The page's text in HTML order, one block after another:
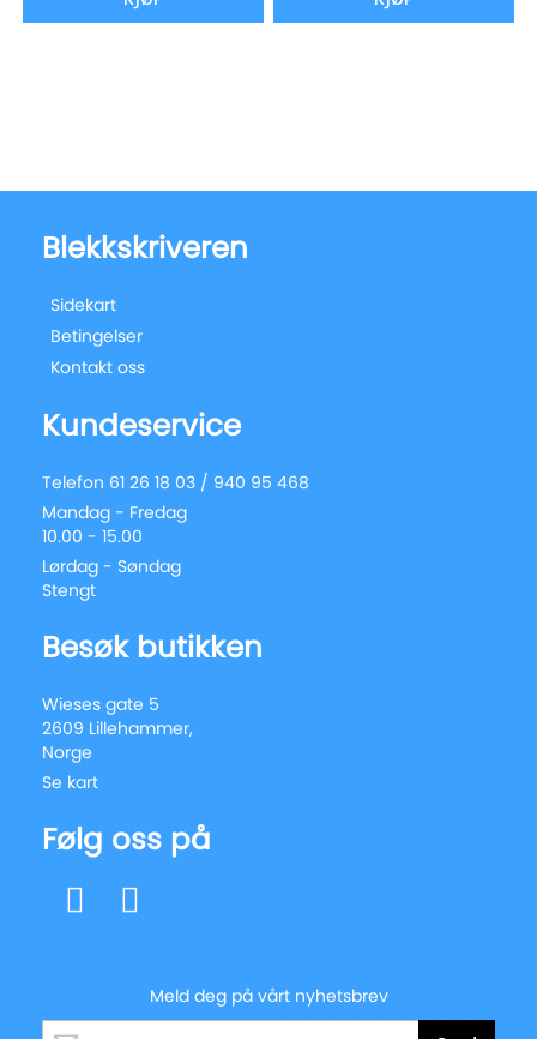
Blekkskriveren
Sidekart
Betingelser
Kontakt oss
Kundeservice
Telefon 61 26 18 03 / 940 95 468
Mandag - Fredag
10.00 - 15.00
Lørdag - Søndag
Stengt
Besøk butikken
Wieses gate 5
2609 Lillehammer,
Norge
Se kart
Følg oss på
Meld deg på vårt nyhetsbrev
Registrer